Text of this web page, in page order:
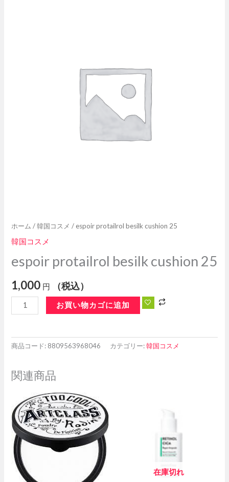
ホーム /韓国コスメ / espoir protailrol besilk cushion 25
韓国コスメ
espoir protailrol besilk cushion 25
1,000 円 （税込）
お買い物カゴに追加
商品コード: 8809563968046 カテゴリー:韓国コスメ
関連商品
在庫切れ